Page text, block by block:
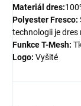
Materiál dres:
Polyester Fresco:
technologii je dres
Funkce T-Mesh:
Logo: Vyšité